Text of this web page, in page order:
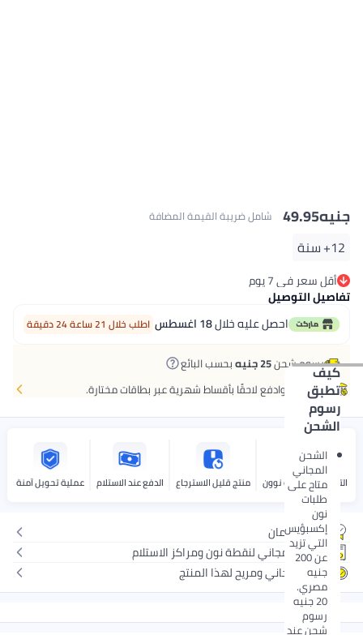
جنيه49.95 شامل ضريبة القيمة المضافة
12+ سنة
أقل سعر في 7 يوم
أقل سعر في 7 يوم
تفاصيل التوصيل
احصل عليه خلال18 اغسطس اطلب خلال 21 ساعة 24 دقيقة
رسوم شحن25 جنيه بحسب البائع كيف
تطبق
رسوم
الشحن
الشحن
المجاني
متاح على
طلبات
نون
إكسبؤيس
التي تزيد
عن 200
جنيه
مصري.
20 جنيه
رسوم
شحن عند
اشتر الآن وادفع لاحقًا بأقساط شهرية عبر بطاقات مختارة.
التوصيل بواسطة نوون منتج قليل الاسترجاع الدفع عند الاستلام عملية تحويل آمنة
بدون ضمان
توصيل مجاني لنقطة نون ومراكز الاستلام
إرجاع مجاني ومريح لهذا المنتج